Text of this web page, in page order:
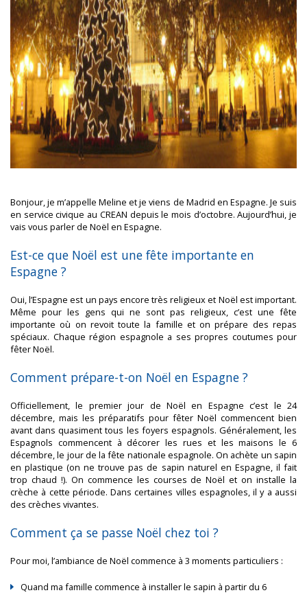
Bonjour, je m’appelle Meline et je viens de Madrid en Espagne. Je suis
en service civique au CREAN depuis le mois d’octobre. Aujourd’hui, je
vais vous parler de Noël en Espagne.
Est-ce que Noël est une fête importante en
Espagne ?
Oui, l’Espagne est un pays encore très religieux et Noël est important.
Même pour les gens qui ne sont pas religieux, c’est une fête
importante où on revoit toute la famille et on prépare des repas
spéciaux. Chaque région espagnole a ses propres coutumes pour
fêter Noël.
Comment prépare-t-on Noël en Espagne ?
Officiellement, le premier jour de Noël en Espagne c’est le 24
décembre, mais les préparatifs pour fêter Noël commencent bien
avant dans quasiment tous les foyers espagnols. Généralement, les
Espagnols commencent à décorer les rues et les maisons le 6
décembre, le jour de la fête nationale espagnole. On achète un sapin
en plastique (on ne trouve pas de sapin naturel en Espagne, il fait
trop chaud !). On commence les courses de Noël et on installe la
crèche à cette période. Dans certaines villes espagnoles, il y a aussi
des crèches vivantes.
Comment ça se passe Noël chez toi ?
Pour moi, l’ambiance de Noël commence à 3 moments particuliers :
Quand ma famille commence à installer le sapin à partir du 6